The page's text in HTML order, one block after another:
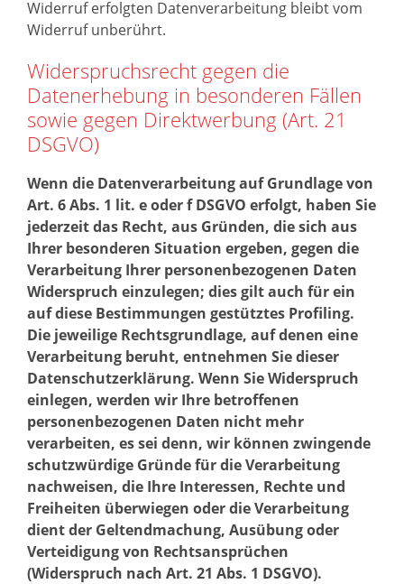
Widerruf erfolgten Datenverarbeitung bleibt vom
Widerruf unberührt.
Widerspruchsrecht gegen die
Datenerhebung in besonderen Fällen
sowie gegen Direktwerbung (Art. 21
DSGVO)
Wenn die Datenverarbeitung auf Grundlage von
Art. 6 Abs. 1 lit. e oder f DSGVO erfolgt, haben Sie
jederzeit das Recht, aus Gründen, die sich aus
Ihrer besonderen Situation ergeben, gegen die
Verarbeitung Ihrer personenbezogenen Daten
Widerspruch einzulegen; dies gilt auch für ein
auf diese Bestimmungen gestütztes Profiling.
Die jeweilige Rechtsgrundlage, auf denen eine
Verarbeitung beruht, entnehmen Sie dieser
Datenschutzerklärung. Wenn Sie Widerspruch
einlegen, werden wir Ihre betroffenen
personenbezogenen Daten nicht mehr
verarbeiten, es sei denn, wir können zwingende
schutzwürdige Gründe für die Verarbeitung
nachweisen, die Ihre Interessen, Rechte und
Freiheiten überwiegen oder die Verarbeitung
dient der Geltendmachung, Ausübung oder
Verteidigung von Rechtsansprüchen
(Widerspruch nach Art. 21 Abs. 1 DSGVO).